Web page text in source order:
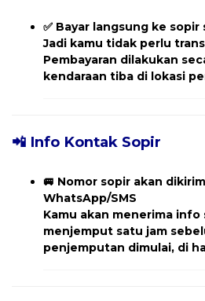
✅ Bayar langsung ke
Jadi kamu tidak perlu
Pembayaran dilakukan
kendaraan tiba di lokasi
📲 Info Kontak Sopir
🚐 Nomor sopir akan
WhatsApp/SMS
Kamu akan menerima info
menjemput satu jam
penjemputan dimulai, di